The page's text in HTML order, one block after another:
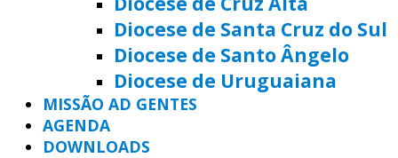
Diocese de Santa Cruz do Sul
Diocese de Santo Ângelo
Diocese de Uruguaiana
MISSÃO AD GENTES
AGENDA
DOWNLOADS